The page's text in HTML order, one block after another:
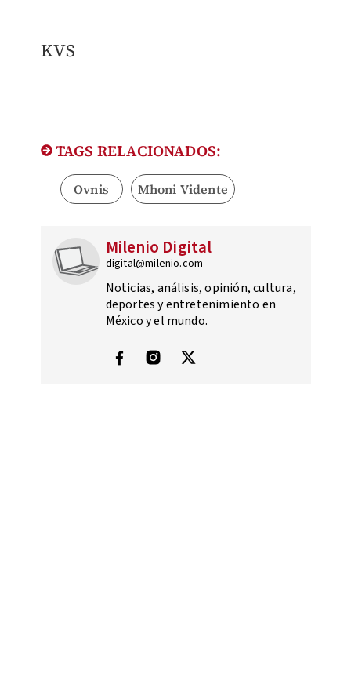
KVS
TAGS RELACIONADOS:
Ovnis Mhoni Vidente
Milenio Digital
digital@milenio.com
Noticias, análisis, opinión, cultura,
deportes y entretenimiento en
México y el mundo.